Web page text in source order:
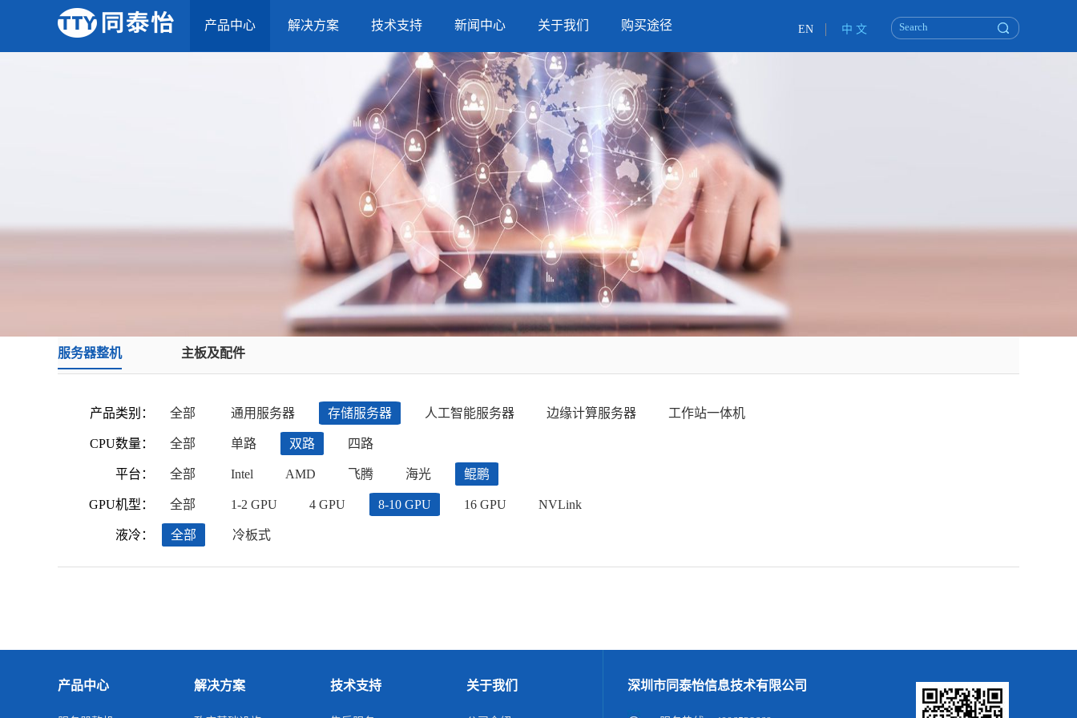
EN 中 文
产品中心 解决方案 技术支持 新闻中心 关于我们 购买途径
服务器整机 主板及配件
产品类别：
CPU数量：
平台：
GPU机型：
液冷：
全部 通用服务器 存储服务器 人工智能服务器 边缘计算服务器 工作站一体机
全部 单路 双路 四路
全部 Intel AMD 飞腾 海光 鲲鹏
全部 1-2 GPU 4 GPU 8-10 GPU 16 GPU NVLink
全部 冷板式
产品中心 解决方案 技术支持 关于我们 深圳市同泰怡信息技术有限公司